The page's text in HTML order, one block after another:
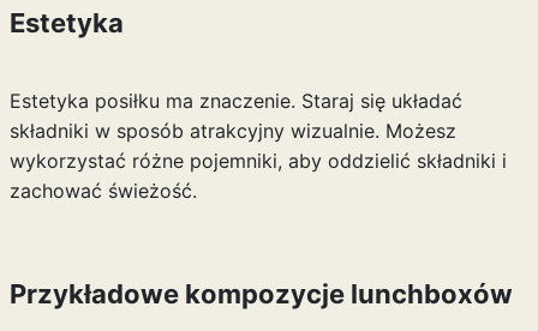
Estetyka
Estetyka posiłku ma znaczenie. Staraj się układać
składniki w sposób atrakcyjny wizualnie. Możesz
wykorzystać różne pojemniki, aby oddzielić składniki i
zachować świeżość.
Przykładowe kompozycje lunchboxów